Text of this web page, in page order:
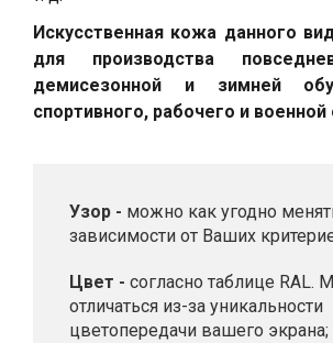
Искусственная кожа данного
для производства
демисезонной и зимней
спортивного, рабочего и военной
Узор - можно как угодно
зависимости от Ваших
Цвет - согласно таблице RAL.
отличаться из-за уникальности
цветопередачи вашего экрана;